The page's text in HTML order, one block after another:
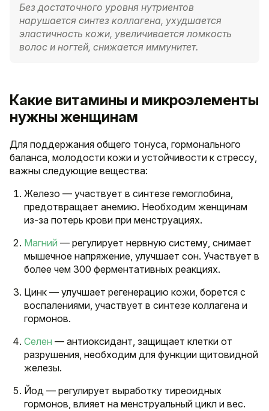
Без достаточного уровня нутриентов
нарушается синтез коллагена, ухудшается
эластичность кожи, увеличивается ломкость
волос и ногтей, снижается иммунитет.
Какие витамины и микроэлементы
нужны женщинам
Для поддержания общего тонуса, гормонального
баланса, молодости кожи и устойчивости к стрессу,
важны следующие вещества:
Железо — участвует в синтезе гемоглобина,
предотвращает анемию. Необходим женщинам
из-за потерь крови при менструациях.
Магний — регулирует нервную систему, снимает
мышечное напряжение, улучшает сон. Участвует в
более чем 300 ферментативных реакциях.
Цинк — улучшает регенерацию кожи, борется с
воспалениями, участвует в синтезе коллагена и
гормонов.
Селен — антиоксидант, защищает клетки от
разрушения, необходим для функции щитовидной
железы.
Йод — регулирует выработку тиреоидных
гормонов, влияет на менструальный цикл и вес.